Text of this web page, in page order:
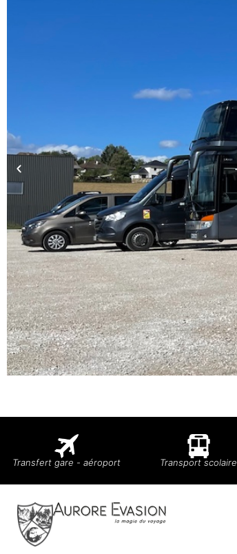
Transfert gare - aéroport Transport scolaire